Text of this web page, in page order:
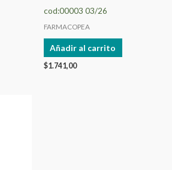
cod:00003 03/26
FARMACOPEA
Añadir al carrito
$1.741,00